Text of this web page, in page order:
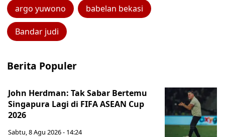
argo yuwono babelan bekasi
Bandar judi
Berita Populer
John Herdman: Tak Sabar Bertemu
Singapura Lagi di FIFA ASEAN Cup
2026
Sabtu, 8 Agu 2026 - 14:24